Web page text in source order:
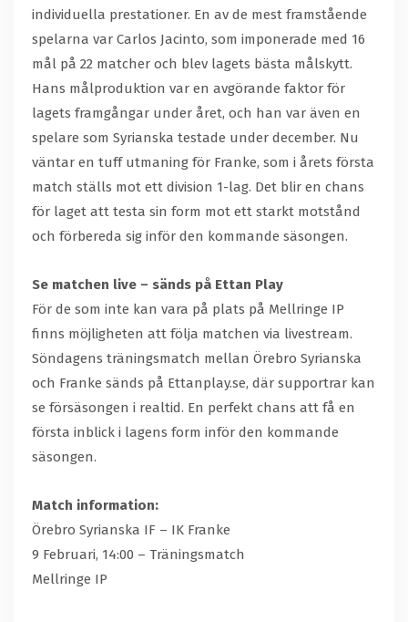
individuella prestationer. En av de mest framstående
spelarna var Carlos Jacinto, som imponerade med 16
mål på 22 matcher och blev lagets bästa målskytt.
Hans målproduktion var en avgörande faktor för
lagets framgångar under året, och han var även en
spelare som Syrianska testade under december. Nu
väntar en tuff utmaning för Franke, som i årets första
match ställs mot ett division 1-lag. Det blir en chans
för laget att testa sin form mot ett starkt motstånd
och förbereda sig inför den kommande säsongen.
Se matchen live – sänds på Ettan Play
För de som inte kan vara på plats på Mellringe IP
finns möjligheten att följa matchen via livestream.
Söndagens träningsmatch mellan Örebro Syrianska
och Franke sänds på Ettanplay.se, där supportrar kan
se försäsongen i realtid. En perfekt chans att få en
första inblick i lagens form inför den kommande
säsongen.
Match information:
Örebro Syrianska IF – IK Franke
9 Februari, 14:00 – Träningsmatch
Mellringe IP